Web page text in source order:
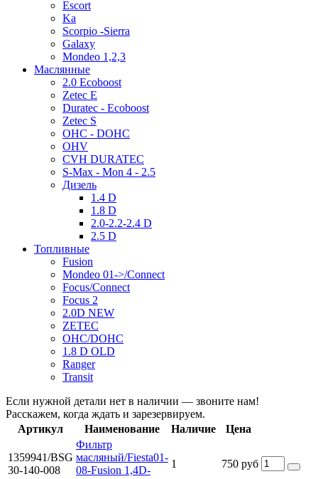
Escort
Ka
Scorpio -Sierra
Galaxy
Mondeo 1,2,3
Маслянные
2.0 Ecoboost
Zetec E
Duratec - Ecoboost
Zetec S
OHC - DOHC
OHV
CVH DURATEC
S-Max - Mon 4 - 2.5
Дизель
1.4 D
1.8 D
2.0-2.2-2.4 D
2.5 D
Топливные
Fusion
Mondeo 01->/Connect
Focus/Connect
Focus 2
2.0D NEW
ZETEC
OHC/DOHC
1.8 D OLD
Ranger
Transit
Если нужной детали нет в наличии — звоните нам!
Расскажем, когда ждать и зарезервируем.
Артикул
Наименование Наличие Цена
1359941/BSG
30-140-008
Фильтр
масляный/Fiesta01-
08-Fusion 1,4D-
1 750 руб